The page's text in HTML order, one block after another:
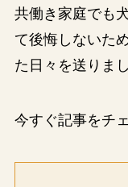
共働き家庭でも
て後悔しないた
た日々を送りま
今すぐ記事をチ